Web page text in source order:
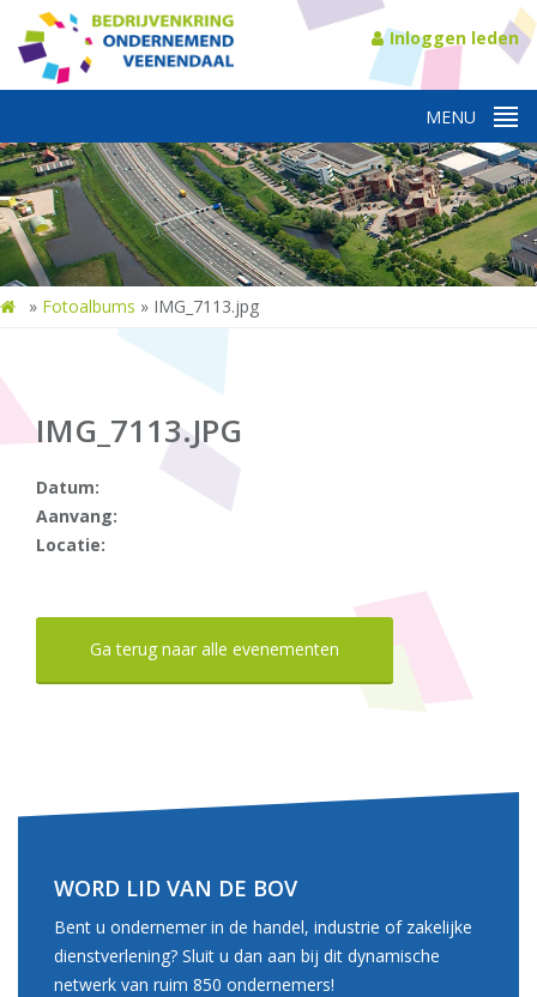
Inloggen leden
» Fotoalbums » IMG_7113.jpg
IMG_7113.JPG
Datum:
Aanvang:
Locatie:
Ga terug naar alle evenementen
WORD LID VAN DE BOV
Bent u ondernemer in de handel, industrie of zakelijke
dienstverlening? Sluit u dan aan bij dit dynamische
netwerk van ruim 850 ondernemers!